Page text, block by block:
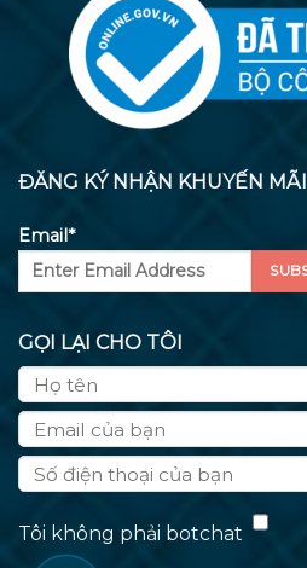
ĐĂNG KÝ NHẬN KHUYẾN MÃI
Email*
GỌI LẠI CHO TÔI
Tôi không phải botchat